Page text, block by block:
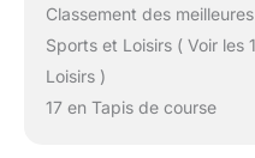
Classement des
Sports et Loisirs ( Voir les
Loisirs )
17 en Tapis de course